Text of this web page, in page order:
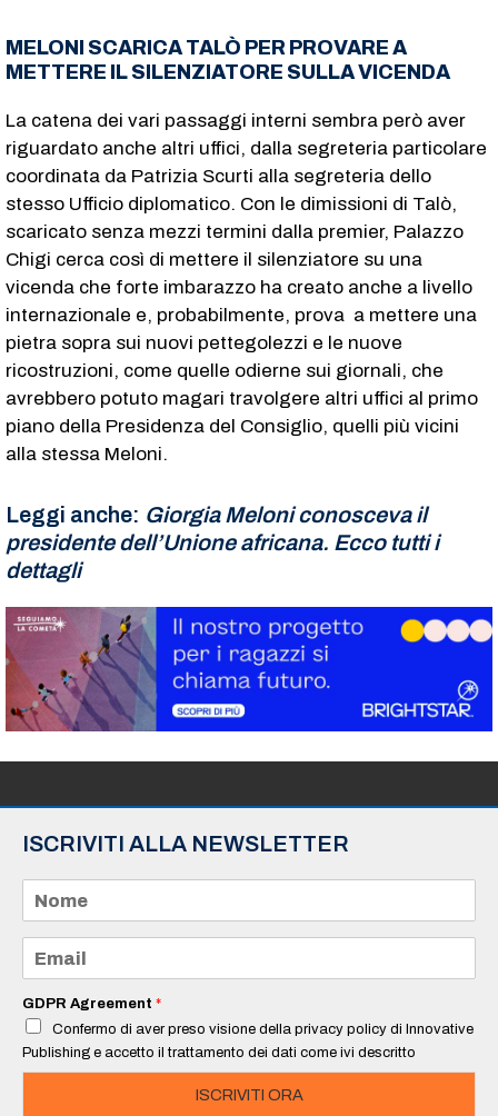
MELONI SCARICA TALÒ PER PROVARE A
METTERE IL SILENZIATORE SULLA VICENDA
La catena dei vari passaggi interni sembra però aver
riguardato anche altri uffici, dalla segreteria particolare
coordinata da Patrizia Scurti alla segreteria dello
stesso Ufficio diplomatico. Con le dimissioni di Talò,
scaricato senza mezzi termini dalla premier, Palazzo
Chigi cerca così di mettere il silenziatore su una
vicenda che forte imbarazzo ha creato anche a livello
internazionale e, probabilmente, prova a mettere una
pietra sopra sui nuovi pettegolezzi e le nuove
ricostruzioni, come quelle odierne sui giornali, che
avrebbero potuto magari travolgere altri uffici al primo
piano della Presidenza del Consiglio, quelli più vicini
alla stessa Meloni.
Leggi anche: Giorgia Meloni conosceva il
presidente dell’Unione africana. Ecco tutti i
dettagli
ISCRIVITI ALLA NEWSLETTER
m
e
a
i
*
GDPR Agreement *
Confermo di aver preso visione della privacy policy di Innovative
Publishing e accetto il trattamento dei dati come ivi descritto
ISCRIVITI ORA